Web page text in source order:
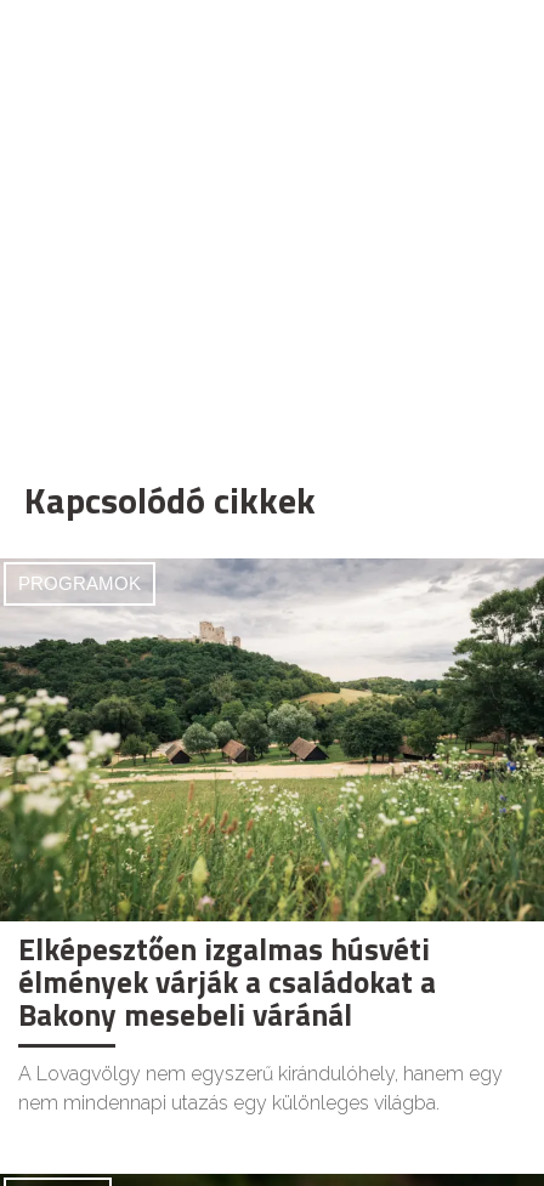
Kapcsolódó cikkek
PROGRAMOK
Elképesztően izgalmas húsvéti
élmények várják a családokat a
Bakony mesebeli váránál
A Lovagvölgy nem egyszerű kirándulóhely, hanem egy
nem mindennapi utazás egy különleges világba.